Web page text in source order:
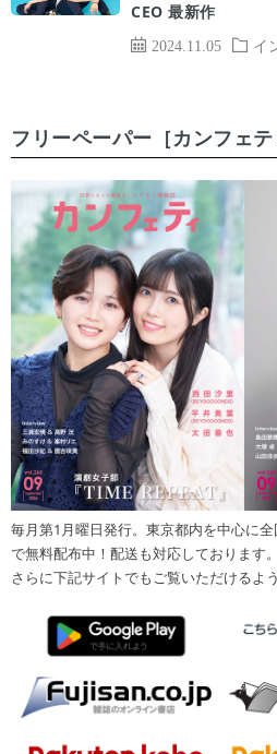
2024.11.05 イ
CEO 最新作
フリーペーパー［カンフェテ
毎月第1月曜日発行。東京都内を中心に
で無料配布中！配送も対応しております。
さらに下記サイトでもご覧いただけるよ